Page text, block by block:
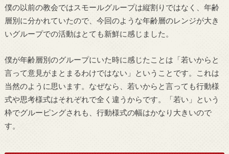
僕の以前の教会ではスモールグループは縦割りではなく、年齢
層別に分かれていたので、今回のような年齢層のレンジが大き
いグループでの活動はとても新鮮に感じました。
僕が年齢層別のグループにいた時に感じたことは「若いからと
言って意見がまとまるわけではない」ということです。これは
当然のように思います。なぜなら、若いからと言っても行動様
式や思考様式はそれぞれで全く違うからです。「若い」という
枠でグルーピングされも、行動様式の幅はかなり大きいので
す。